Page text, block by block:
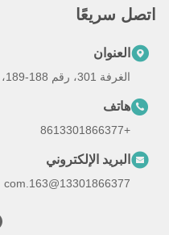
اتصل سريعًا
العنوان
الغرفة 301، رقم 188-189، طريق دوهي، منطقة مينهانغ، شنغهاي
هاتف
+8613301866377
البريد الإلكتروني
13301866377@163.com